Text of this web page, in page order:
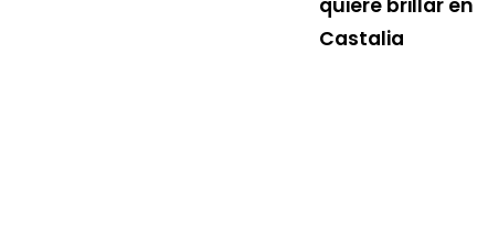
quiere brillar en
Castalia